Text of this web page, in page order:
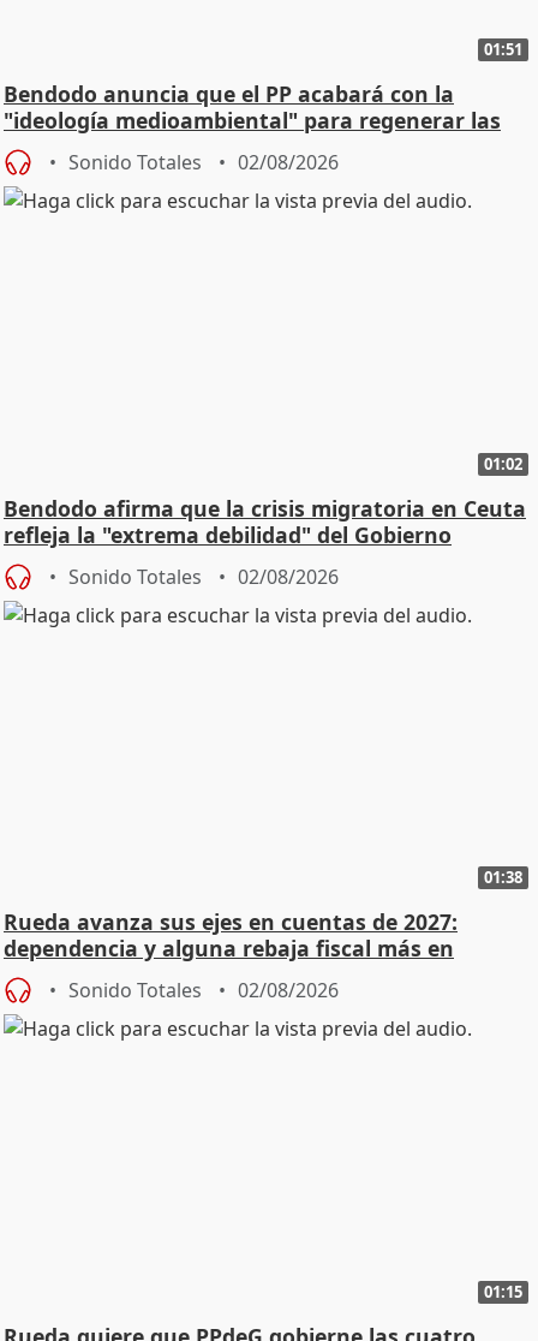
01:51
Bendodo anuncia que el PP acabará con la
"ideología medioambiental" para regenerar las
playas
Sonido Totales 02/08/2026
01:02
Bendodo afirma que la crisis migratoria en Ceuta
refleja la "extrema debilidad" del Gobierno
Sonido Totales 02/08/2026
01:38
Rueda avanza sus ejes en cuentas de 2027:
dependencia y alguna rebaja fiscal más en
vivienda
Sonido Totales 02/08/2026
01:15